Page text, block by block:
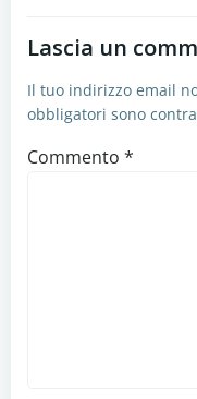
Lascia un
Il tuo indirizzo email
obbligatori sono
Commento *